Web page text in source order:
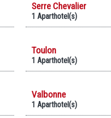
Serre Chevalier
1 Aparthotel(s)
Toulon
1 Aparthotel(s)
Valbonne
1 Aparthotel(s)